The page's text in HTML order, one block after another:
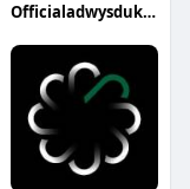
Officialadwysduk822